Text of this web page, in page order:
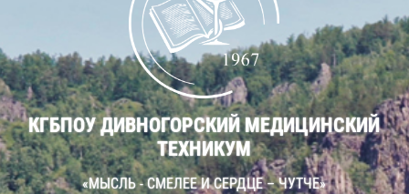
КГБПОУ ДИВНОГОРСКИЙ МЕДИЦИНСКИЙ
ТЕХНИКУМ
«МЫСЛЬ - СМЕЛЕЕ И СЕРДЦЕ – ЧУТЧЕ»